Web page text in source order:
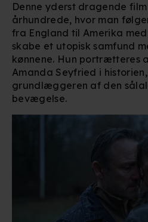
Denne yderst dragende
århundrede, hvor man
fra England til Amerika
skabe et utopisk samfund
kønnene. Hun portrætteres
Amanda Seyfried i
grundlæggeren af den
bevægelse.